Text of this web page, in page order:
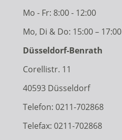
Mo - Fr: 8:00 - 12:00
Mo, Di & Do: 15:00 – 17:00
Düsseldorf-Benrath
Corellistr. 11
40593 Düsseldorf
Telefon: 0211-702868
Telefax: 0211-702868